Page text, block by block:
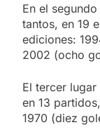
En el
tantos, en 19
ediciones:
2002 (ocho
El tercer
en 13
1970 (diez